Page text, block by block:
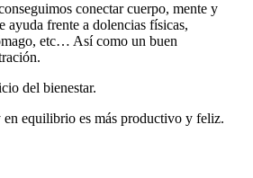
conectar cuerpo, mente y
ayuda frente a dolencias físicas,
etc… Así como un buen
del bienestar.
equilibrio es más productivo y feliz.